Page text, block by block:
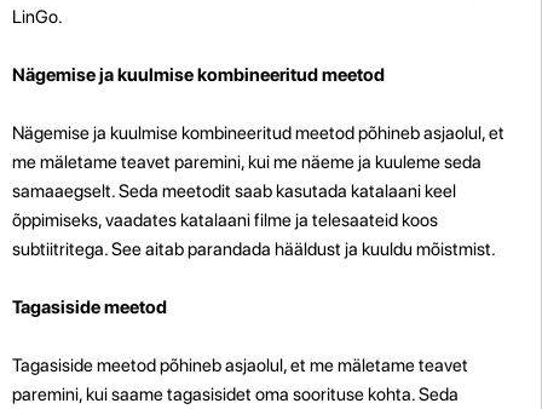
LinGo.
Nägemise ja kuulmise kombineeritud meetod
Nägemise ja kuulmise kombineeritud meetod põhineb asjaolul, et
me mäletame teavet paremini, kui me näeme ja kuuleme seda
samaaegselt. Seda meetodit saab kasutada katalaani keel
õppimiseks, vaadates katalaani filme ja telesaateid koos
subtiitritega. See aitab parandada hääldust ja kuuldu mõistmist.
Tagasiside meetod
Tagasiside meetod põhineb asjaolul, et me mäletame teavet
paremini, kui saame tagasisidet oma soorituse kohta. Seda